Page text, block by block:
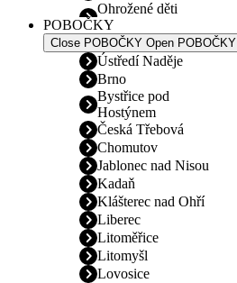
Ohrožené děti
POBOČKY
Close POBOČKY Open POBOČKY
Ústředí Naděje
Brno
Bystřice pod
Hostýnem
Česká Třebová
Chomutov
Jablonec nad Nisou
Kadaň
Klášterec nad Ohří
Liberec
Litoměřice
Litomyšl
Lovosice